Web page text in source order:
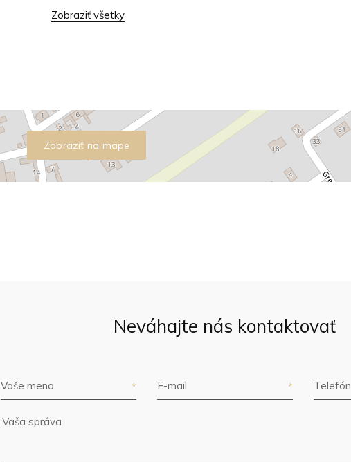
Zobraziť všetky
Zobraziť na mape
Neváhajte nás kontaktovať
Vaše meno E-mail Telefón